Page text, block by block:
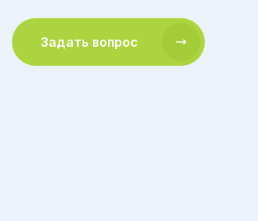
Задать вопрос